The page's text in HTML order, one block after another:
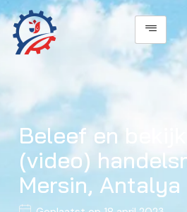
Beleef en bekijk:
(video)
Mersin, Antalya